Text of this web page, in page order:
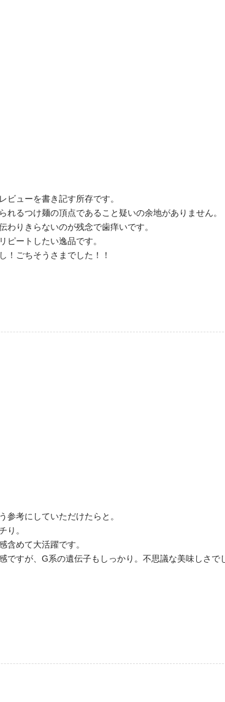
ビューを書き記す所存です。
るつけ麺の頂点であること疑いの余地がありません。
わりきらないのが残念で歯痒いです。
ピートしたい逸品です。
！ごちそうさまでした！！
参考にしていただけたらと。
り。
含めて大活躍です。
すが、G系の遺伝子もしっかり。不思議な美味しさで